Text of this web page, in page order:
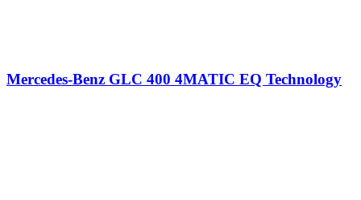
Mercedes-Benz GLC 400 4MATIC EQ Technology